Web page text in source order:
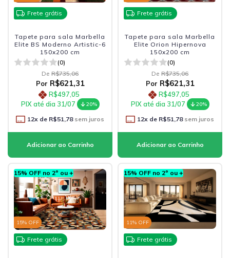
Frete grátis
Tapete para sala Marbella
Elite BS Moderno Artistic-6
150x200 cm
(0)
De R$735,06
Por R$621,31
R$497,05
PIX até dia 31/07
20%
12x de R$51,78sem juros
Frete grátis
Tapete para sala Marbella
Elite Orion Hipernova
150x200 cm
(0)
De R$735,06
Por R$621,31
R$497,05
PIX até dia 31/07
20%
12x de R$51,78sem juros
15% OFF no 2º ou +
15% OFF
Frete grátis
15% OFF no 2º ou +
11% OFF
Frete grátis